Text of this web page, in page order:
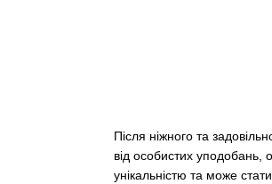
Після ніжного та
від особистих уподобань,
унікальністю та може